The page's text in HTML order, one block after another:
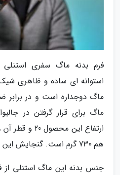
استوانه ای ساده و ظاهری
ماگ دوجداره است و در برابر
ماگ برای قرار گرفتن در
هم 730 گرم است. گنجایش این ماگ 473 میلی لیتر است.
جنس بدنه این ماگ استنلی